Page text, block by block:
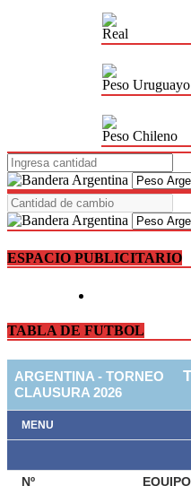
Real
Peso Uruguayo
Peso Chileno
ESPACIO PUBLICITARIO
TABLA DE FUTBOL